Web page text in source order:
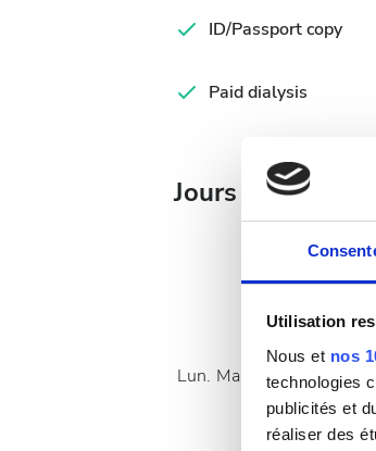
Utilisation
Nous et nos
technologies
publicités et
réaliser des
ID/Passport copy
Paid dialysis
Jours de
Août 2026
Lun. Mar. Mer. Jeu. Ven.